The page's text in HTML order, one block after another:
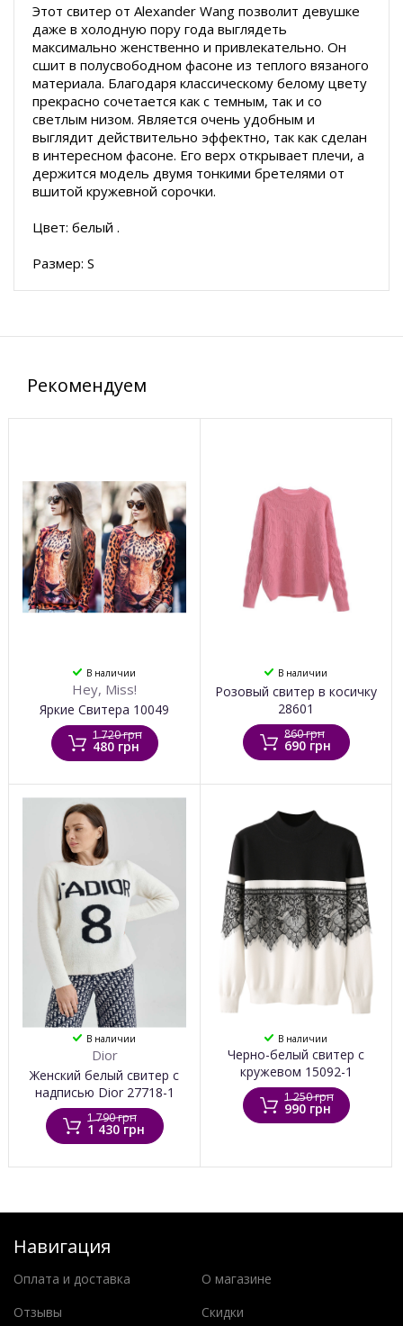
Этот свитер от Alexander Wang позволит девушке
даже в холодную пору года выглядеть
максимально женственно и привлекательно. Он
сшит в полусвободном фасоне из теплого вязаного
материала. Благодаря классическому белому цвету
прекрасно сочетается как с темным, так и со
светлым низом. Является очень удобным и
выглядит действительно эффектно, так как сделан
в интересном фасоне. Его верх открывает плечи, а
держится модель двумя тонкими бретелями от
вшитой кружевной сорочки.
Цвет: белый .
Размер: S
Рекомендуем
В наличии
Hey, Miss!
Яркие Свитера 10049
1 720 грн
480 грн
В наличии
Розовый свитер в косичку
28601
860 грн
690 грн
В наличии
Dior
Женский белый свитер с
надписью Dior 27718-1
1 790 грн
1 430 грн
В наличии
Черно-белый свитер с
кружевом 15092-1
1 250 грн
990 грн
Навигация
Оплата и доставка
О магазине
Отзывы
Скидки